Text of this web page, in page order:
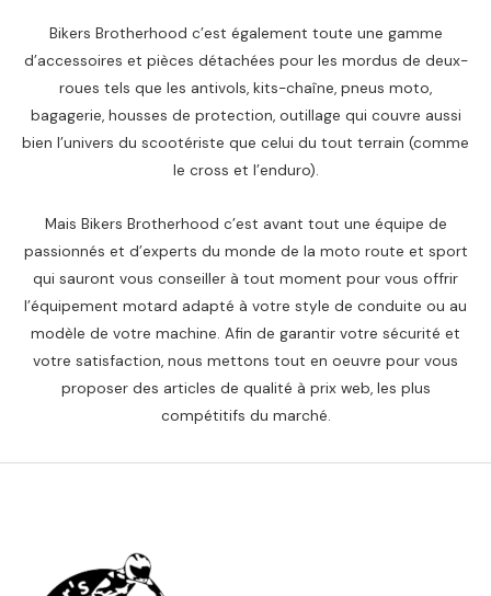
Bikers Brotherhood c’est également toute une gamme
d’accessoires et pièces détachées pour les mordus de deux-
roues tels que les antivols, kits-chaîne, pneus moto,
bagagerie, housses de protection, outillage qui couvre aussi
bien l’univers du scootériste que celui du tout terrain (comme
le cross et l’enduro).
Mais Bikers Brotherhood c’est avant tout une équipe de
passionnés et d’experts du monde de la moto route et sport
qui sauront vous conseiller à tout moment pour vous offrir
l’équipement motard adapté à votre style de conduite ou au
modèle de votre machine. Afin de garantir votre sécurité et
votre satisfaction, nous mettons tout en oeuvre pour vous
proposer des articles de qualité à prix web, les plus
compétitifs du marché.